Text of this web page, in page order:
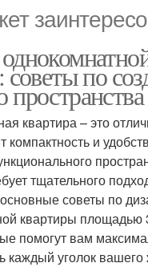
по
пространства
квартира – это
компактность и
тщательного
советы по
квартиры площадью
помогут вам
каждый уголок вашего